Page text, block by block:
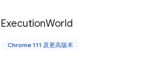
ExecutionWorld
Chrome 111 及更高版本